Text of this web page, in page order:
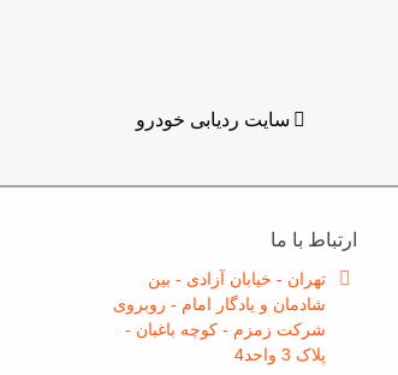
سایت ردیابی خودرو
ارتباط با ما
تهران - خیابان آزادی - بین
شادمان و یادگار امام - روبروی
شرکت زمزم - کوچه باغبان -
پلاک 3 واحد4